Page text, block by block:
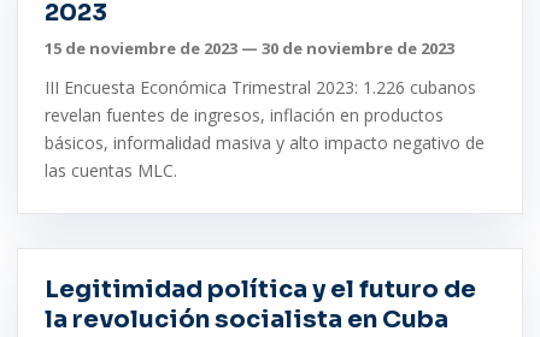
2023
15 de noviembre de 2023 — 30 de noviembre de 2023
III Encuesta Económica Trimestral 2023: 1.226 cubanos
revelan fuentes de ingresos, inflación en productos
básicos, informalidad masiva y alto impacto negativo de
las cuentas MLC.
Legitimidad política y el futuro de
la revolución socialista en Cuba